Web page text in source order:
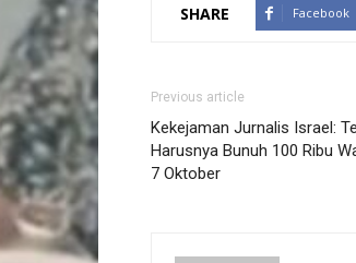
SHARE Facebook
Previous article
Kekejaman Jurnalis Israel:
Harusnya Bunuh 100 Ribu
7 Oktober